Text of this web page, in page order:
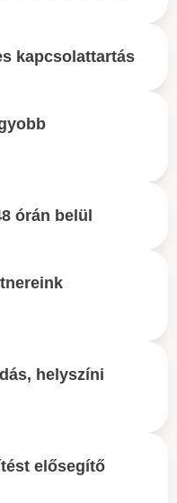
kapcsolattartás
órán belül
helyszíni
elősegítő